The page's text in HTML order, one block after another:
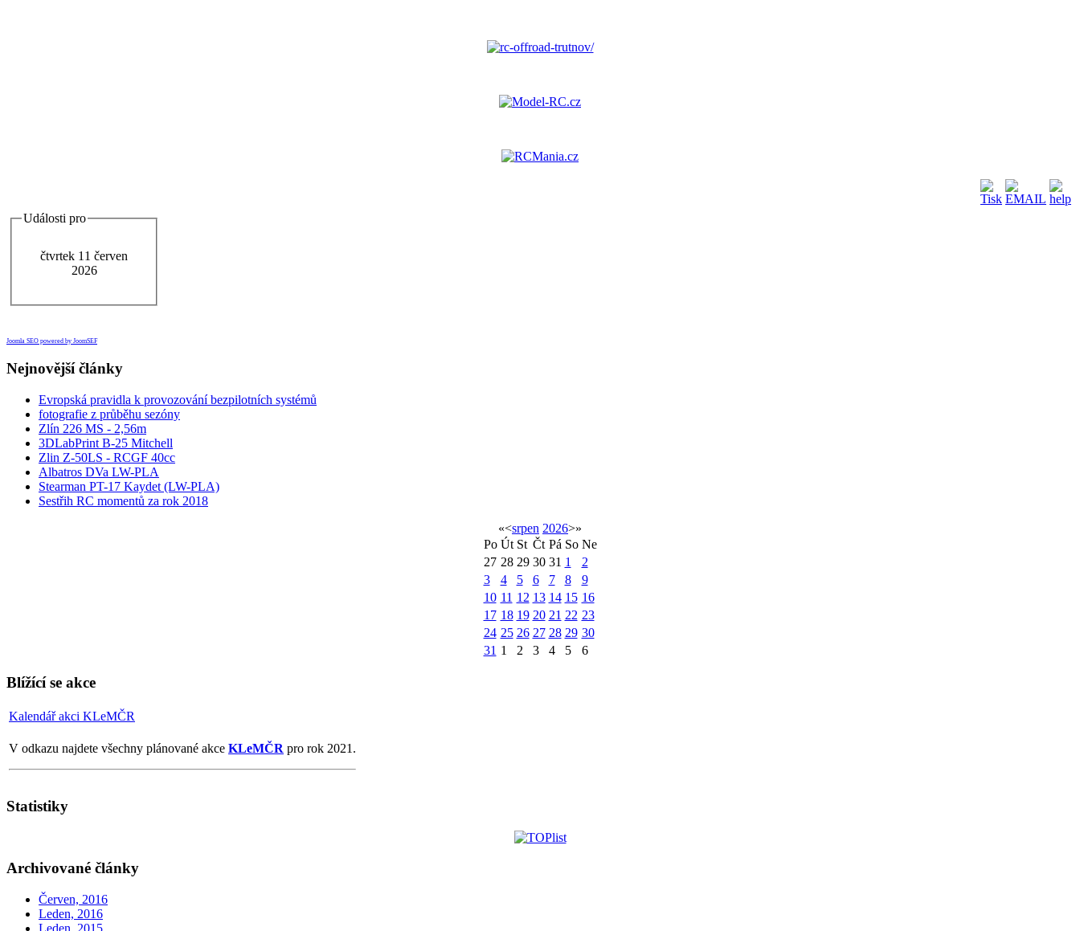
Události pro
čtvrtek 11 červen
2026
Joomla SEO powered by JoomSEF
Nejnovější články
Evropská pravidla k provozování bezpilotních systémů
fotografie z průběhu sezóny
Zlín 226 MS - 2,56m
3DLabPrint B-25 Mitchell
Zlin Z-50LS - RCGF 40cc
Albatros DVa LW-PLA
Stearman PT-17 Kaydet (LW-PLA)
Sestřih RC momentů za rok 2018
«<srpen 2026>»
Po Út St Čt Pá So Ne
27 28 29 30 31 1
2
3
4 5 6 7 8
9
10 11 12 13 14 15 16
17 18 19 20 21 22 23
24 25 26 27 28 29 30
31 1 2 3 4 5 6
Blížící se akce
Kalendář akci KLeMČR
V odkazu najdete všechny plánované akce KLeMČR pro rok 2021.
Statistiky
Archivované články
Červen, 2016
Leden, 2016
Leden, 2015